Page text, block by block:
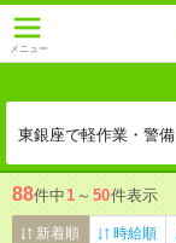
メニュー
東銀座で軽作業・警
88件中1 ～ 50件表示
新着順 時給順